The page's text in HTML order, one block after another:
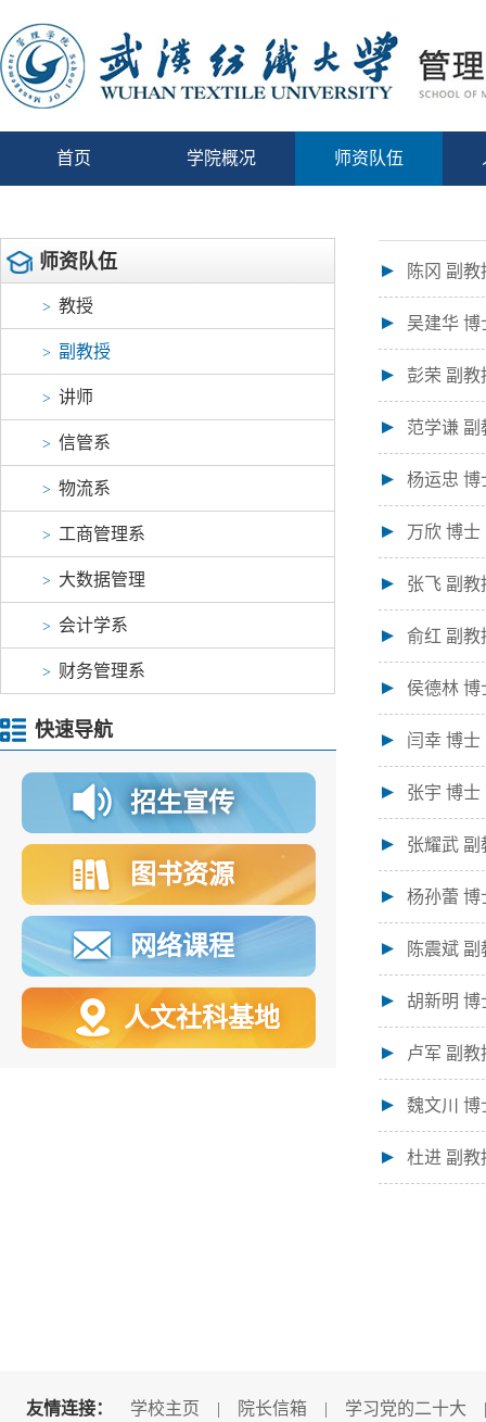
首页 学院概况 师资队伍
师资队伍
> 教授
> 副教授
> 讲师
> 信管系
> 物流系
> 工商管理系
> 大数据管理
> 会计学系
> 财务管理系
快速导航
招生宣传
图书资源
网络课程
人文社科基地
陈冈 副教
吴建华 博
彭荣 副教
范学谦 副
杨运忠 博
万欣 博士
张飞 副教
俞红 副教
侯德林 博
闫幸 博士
张宇 博士
张耀武 副
杨孙蕾 博
陈震斌 副
胡新明 博
卢军 副教
魏文川 博
杜进 副教
友情连接： 学校主页 | 院长信箱 | 学习党的二十大 |